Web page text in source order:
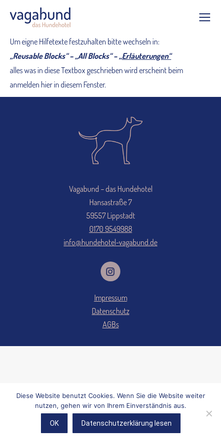
Um eigne Hilfetexte festzuhalten bitte wechseln in:
„Reusable Blocks“ – „All Blocks“ –„Erläuterungen“
alles was in diese Textbox geschrieben wird erscheint beim
anmelden hier in diesem Fenster.
Vagabund – das Hundehotel
Hansastraße 7
59557 Lippstadt
0170 9549988
info@hundehotel-vagabund.de
instagram
Impressum
Datenschutz
AGBs
Diese Website benutzt Cookies. Wenn Sie die Website weiter
nutzen, gehen wir von Ihrem Einverständnis aus.
OK Datenschutzerklärung lesen